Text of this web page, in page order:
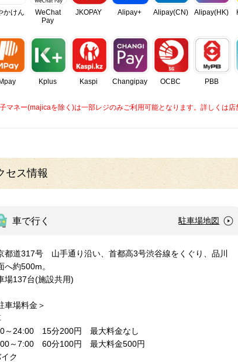
かけん
WeChat
Pay
JKOPAY Alipay+ Alipay(CN) Alipay(HK)
Mpay Kplus Kaspi Changipay OCBC PBB
マネー(majicaを除く)は一部レジのみご利用可能となります。詳しくは店
セス情報
車で行く 駐車場地図
都道317号 山手通り沿い、首都高3号渋谷線をくぐり、品川
へ約500m。
場137台(施設共用)
車場料金＞
～24:00 15分200円 最大料金なし
～7:00 60分100円 最大料金500円
ク